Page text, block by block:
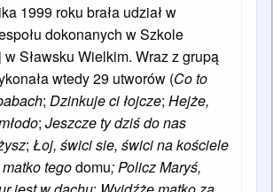
1999 roku brała udział w
dokonanych w Szkole
Sławsku Wielkim. Wraz z grupą
wtedy 29 utworów (Co to
; Dzinkuje ci łojcze; Hejże,
; Jeszcze ty dziś do nas
; Łoj, świci sie, świci na kościele
tegodomu;Policz Maryś,